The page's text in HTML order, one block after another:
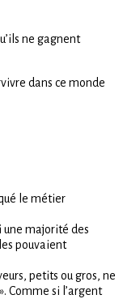
ne gagnent
dans ce monde
le métier
majorité des
pouvaient
petits ou gros, ne
Comme si l’argent